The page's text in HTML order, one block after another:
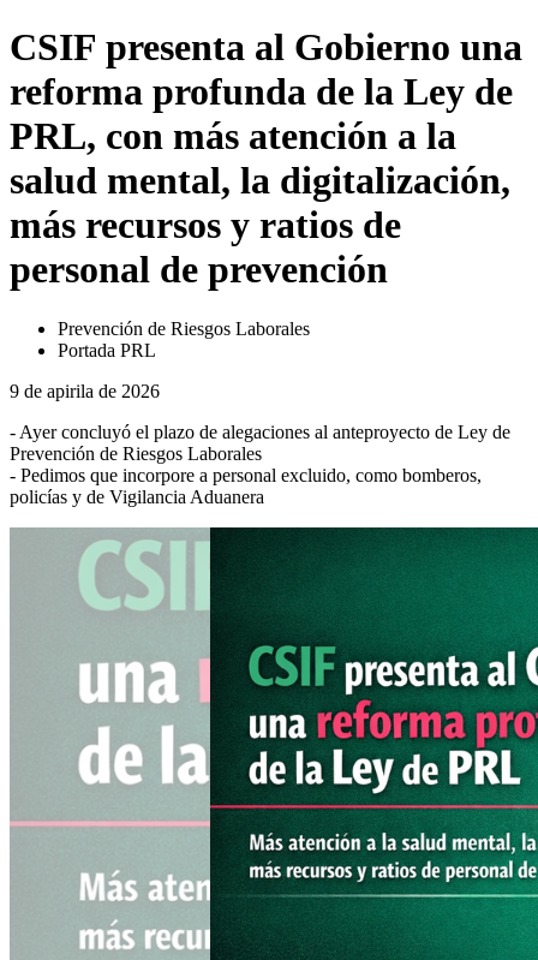
CSIF presenta al Gobierno una
reforma profunda de la Ley de
PRL, con más atención a la
salud mental, la digitalización,
más recursos y ratios de
personal de prevención
Prevención de Riesgos Laborales
Portada PRL
9 de apirila de 2026
- Ayer concluyó el plazo de alegaciones al anteproyecto de Ley de
Prevención de Riesgos Laborales
- Pedimos que incorpore a personal excluido, como bomberos,
policías y de Vigilancia Aduanera